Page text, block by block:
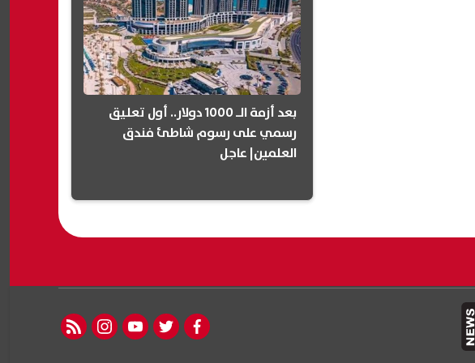
بعد أزمة الـ 1000 دولار.. أول تعليق
رسمي على رسوم شاطئ فندق
العلمين| عاجل
facebook
twitter
youtube
instagram
rss feed